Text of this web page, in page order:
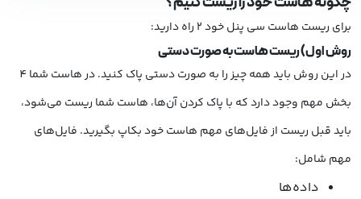
برای ریست هاست سی پنل خود 2 راه دارید:
روش اول) ریست هاست به صورت دستی
در این روش باید همه چیز را به صورت دستی پاک کنید. در هاست شما 4
بخش مهم وجود دارد که با پاک کردن آن‌ها، هاست شما ریست می‌شود،
باید قبل ریست از فایل‌های مهم هاست خود بکاپ بگیرید. فایل‌های
مهم شامل:
داده‌ها